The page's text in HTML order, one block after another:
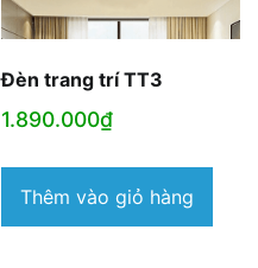
Đèn trang trí TT3
1.890.000₫
Thêm vào giỏ hàng